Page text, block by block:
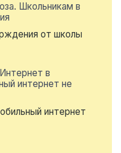
Школьникам в
от школы
в
интернет не
интернет